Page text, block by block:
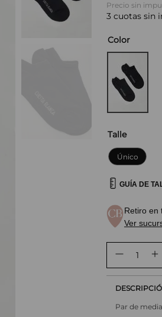
Precio sin
3 cuotas sin
Color
Talle
Único
GUÍA DE
Retiro en
Ver
Par de